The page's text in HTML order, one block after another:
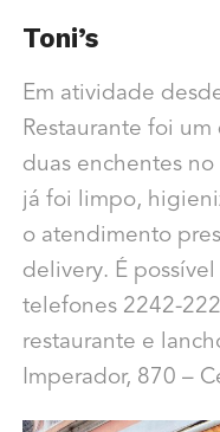
Toni’s
Em atividade
Restaurante foi
duas enchentes
já foi limpo,
o atendimento
delivery. É
telefones 2242-
restaurante e
Imperador, 870 –